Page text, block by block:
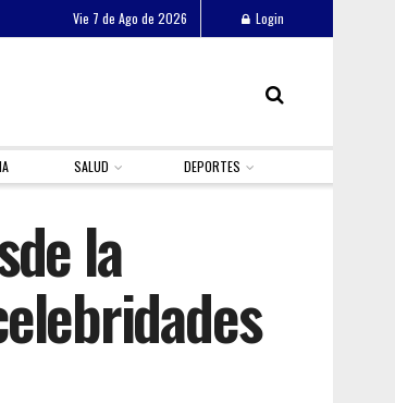
Vie 7 de Ago de 2026 Login
SALUD DEPORTES
la